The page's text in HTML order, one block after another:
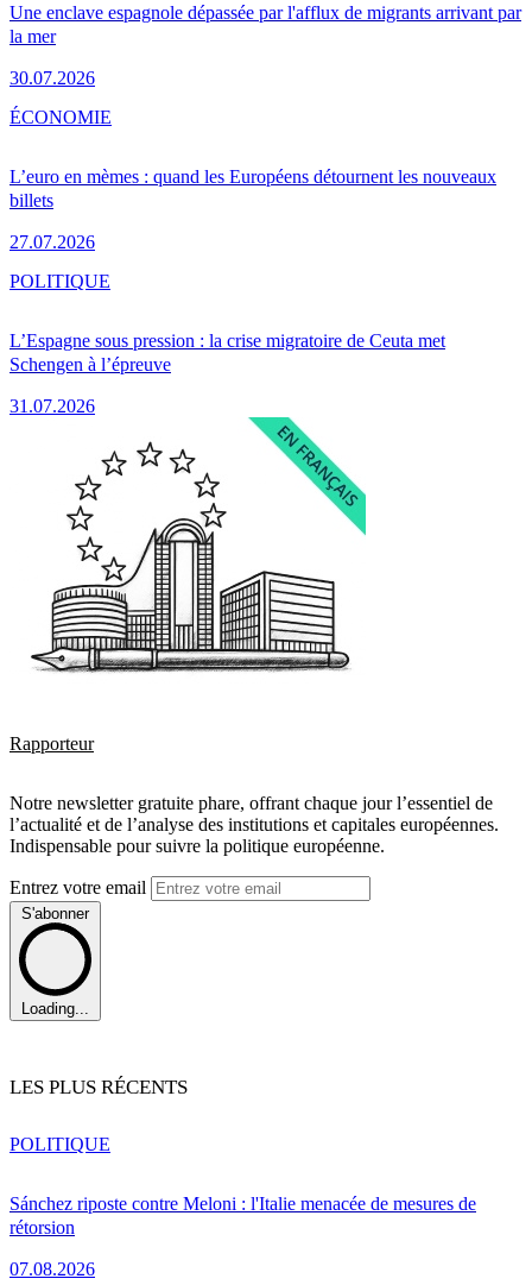
Une enclave espagnole dépassée par l'afflux de migrants arrivant par
la mer
30.07.2026
L’euro en mèmes : quand les Européens détournent les nouveaux
billets
27.07.2026
ÉCONOMIE
L’Espagne sous pression : la crise migratoire de Ceuta met
Schengen à l’épreuve
31.07.2026
POLITIQUE
Rapporteur
Notre newsletter gratuite phare, offrant chaque jour l’essentiel de
l’actualité et de l’analyse des institutions et capitales européennes.
Indispensable pour suivre la politique européenne.
Entrez votre email
S'abonner
Loading...
LES PLUS RÉCENTS
Sánchez riposte contre Meloni : l'Italie menacée de mesures de
rétorsion
07.08.2026
POLITIQUE